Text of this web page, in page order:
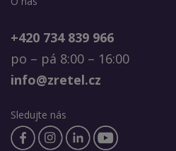
+420 734 839 966
po – pá 8:00 – 16:00
info@zretel.cz
Sledujte nás